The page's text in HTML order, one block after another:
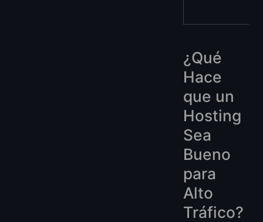
¿Qué
Hace
que un
Hosting
Sea
Bueno
para
Alto
Tráfico?